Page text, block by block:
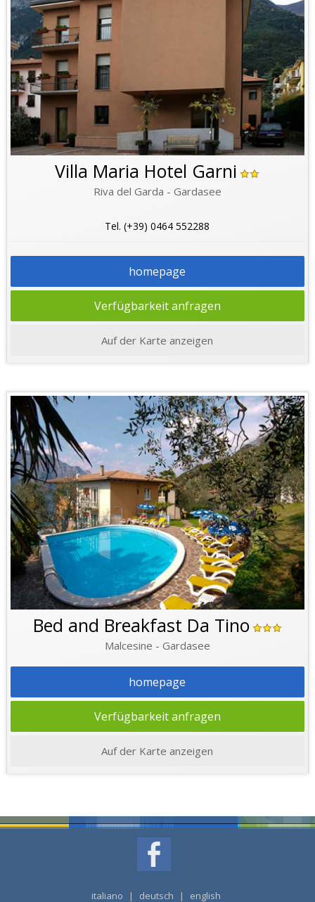
Villa Maria Hotel Garni
Riva del Garda - Gardasee
Tel. (+39) 0464 552288
homepage
Verfügbarkeit anfragen
Auf der Karte anzeigen
Bed and Breakfast Da Tino
Malcesine - Gardasee
homepage
Verfügbarkeit anfragen
Auf der Karte anzeigen
italiano | deutsch | english